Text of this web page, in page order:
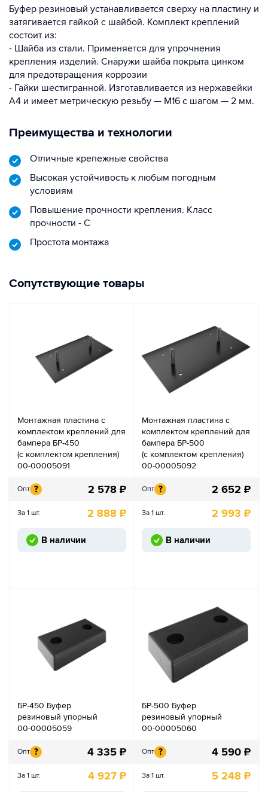
Буфер резиновый устанавливается сверху на пластину и
затягивается гайкой с шайбой. Комплект креплений
состоит из:
- Шайба из стали. Применяется для упрочнения
крепления изделий. Снаружи шайба покрыта цинком
для предотвращения коррозии
- Гайки шестигранной. Изготавливается из нержавейки
А4 и имеет метрическую резьбу — М16 с шагом — 2 мм.
Преимущества и технологии
Отличные крепежные свойства
Высокая устойчивость к любым погодным
условиям
Повышение прочности крепления. Класс
прочности - С
Простота монтажа
Сопутствующие товары
Монтажная пластина с
комплектом креплений для
бампера БР-450
(с комплектом крепления)
00-00005091
Опт ? 2 578 ₽
За 1 шт. 2 888 ₽
В наличии
Монтажная пластина с
комплектом креплений для
бампера БР-500
(с комплектом крепления)
00-00005092
Опт ? 2 652 ₽
За 1 шт. 2 993 ₽
В наличии
БР-450 Буфер
резиновый упорный
00-00005059
Опт ? 4 335 ₽
За 1 шт. 4 927 ₽
БР-500 Буфер
резиновый упорный
00-00005060
Опт ? 4 590 ₽
За 1 шт. 5 248 ₽